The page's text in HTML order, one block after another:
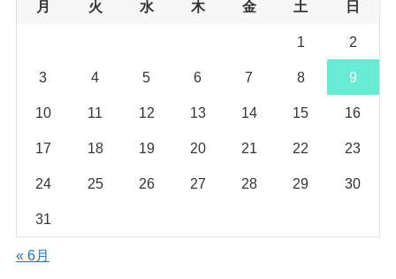
月 火 水 木 金 土 日
1 2
3 4 5 6 7 8 9
10 11 12 13 14 15 16
17 18 19 20 21 22 23
24 25 26 27 28 29 30
31
« 6月